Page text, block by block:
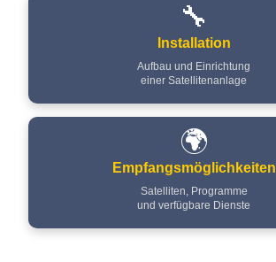
🔧
Installation
Aufbau und Einrichtung
einer Satellitenanlage
🌍
Empfangsmöglichkeiten
Satelliten, Programme
und verfügbare Dienste